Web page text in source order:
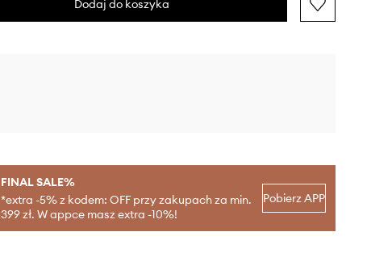
Dodaj do koszyka
FINAL SALE%
*extra -5% z kodem: OFF przy zakupach za min.
399 zł. W appce masz extra -10%!
Pobierz APP